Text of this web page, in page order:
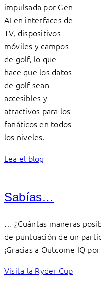
impulsada por Gen
AI en interfaces de
TV, dispositivos
móviles y campos
de golf, lo que
hace que los datos
de golf sean
accesibles y
atractivos para los
fanáticos en todos
los niveles.
Lea el blog
Sabías…
… ¿Cuántas maneras
de puntuación de un
¡Gracias a Outcome IQ
Visita la Ryder Cup